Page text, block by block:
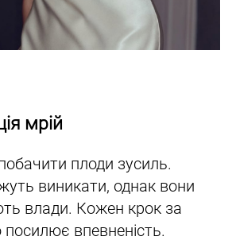
мрій
плоди зусиль.
виникати, однак вони
влади. Кожен крок за
впевненість.